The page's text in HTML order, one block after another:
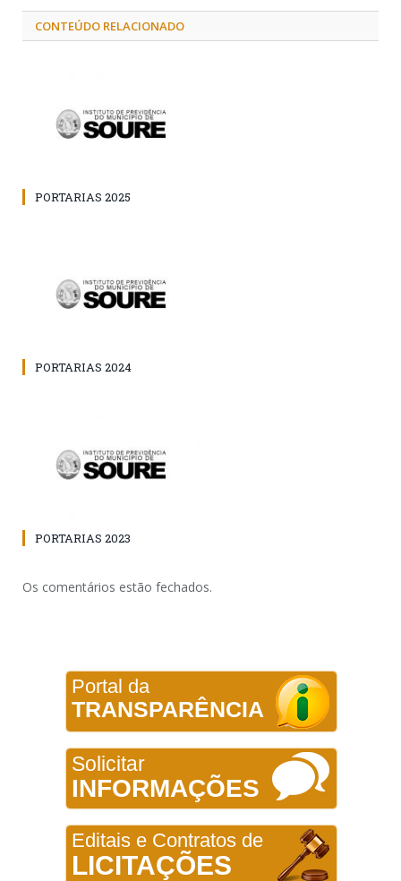
CONTEÚDO RELACIONADO
PORTARIAS 2025
PORTARIAS 2024
PORTARIAS 2023
Os comentários estão fechados.
Portal da
TRANSPARÊNCIA
Solicitar
INFORMAÇÕES
Editais e Contratos de
LICITAÇÕES